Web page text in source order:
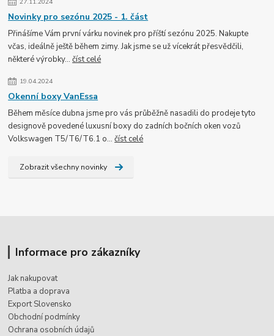
Novinky pro sezónu 2025 - 1. část
Přinášíme Vám první várku novinek pro příští sezónu 2025. Nakupte
včas, ideálně ještě během zimy. Jak jsme se už vícekrát přesvědčili,
některé výrobky...číst celé
19.04.2024
Okenní boxy VanEssa
Během měsíce dubna jsme pro vás průběžně nasadili do prodeje tyto
designově povedené luxusní boxy do zadních bočních oken vozů
Volkswagen T5/T6/T6.1 o...číst celé
Zobrazit všechny novinky
Informace pro zákazníky
Jak nakupovat
Platba a doprava
Export Slovensko
Obchodní podmínky
Ochrana osobních údajů